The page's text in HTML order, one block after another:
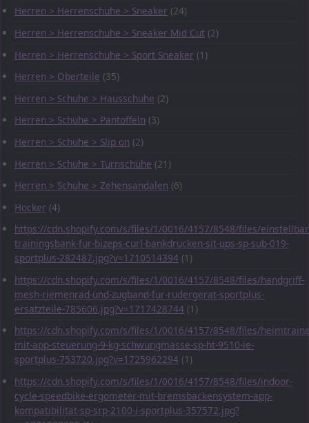
Herren > Herrenschuhe > Sneaker (24)
Herren > Herrenschuhe > Sneaker Mid Cut (2)
Herren > Herrenschuhe > Sport Sneaker (1)
Herren > Oberteile (35)
Herren > Schuhe > Hausschuhe (2)
Herren > Schuhe > Pantoffeln (3)
Herren > Schuhe > Slip on (2)
Herren > Schuhe > Turnschuhe (21)
Herren > Schuhe > Zehensandalen (6)
Hocker (4)
https://cdn.shopify.com/s/files/1/0016/4157/8548/files/
trainingsbank-fur-bizeps-curl-bankdrucken-sit-ups-sp-sub-019-
sportplus-282487.jpg?v=1710514394 (1)
https://cdn.shopify.com/s/files/1/0016/4157/8548/files/handgriff-
mesh-riemenrad-und-zugband-fur-rudergerat-sportplus-
ersatzteile-785606.jpg?v=1717428744 (1)
https://cdn.shopify.com/s/files/1/0016/4157/8548/files/
mit-app-steuerung-9-kg-schwungmasse-sp-ht-9510-ie-
sportplus-753720.jpg?v=1725962294 (1)
https://cdn.shopify.com/s/files/1/0016/4157/8548/files/indoor-
cycle-speedbike-ergometer-mit-bremsbackensystem-app-
kompatibilitat-sp-srp-2100-i-sportplus-357572.jpg?